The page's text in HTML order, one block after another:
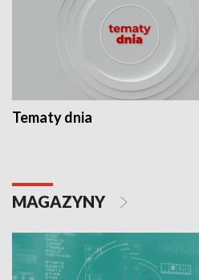
Tematy dnia
MAGAZYNY